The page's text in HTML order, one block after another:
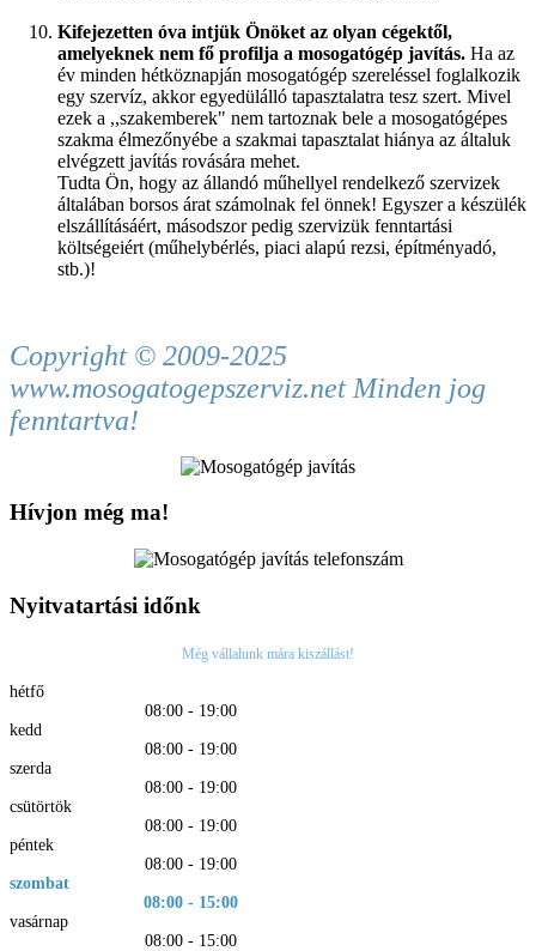
Kifejezetten óva intjük Önöket az olyan cégektől,
amelyeknek nem fő profilja a mosogatógép javítás. Ha az
év minden hétköznapján mosogatógép szereléssel foglalkozik
egy szervíz, akkor egyedülálló tapasztalatra tesz szert. Mivel
ezek a ,,szakemberek" nem tartoznak bele a mosogatógépes
szakma élmezőnyébe a szakmai tapasztalat hiánya az általuk
elvégzett javítás rovására mehet.
Tudta Ön, hogy az állandó műhellyel rendelkező szervizek
általában borsos árat számolnak fel önnek! Egyszer a készülék
elszállításáért, másodszor pedig szervizük fenntartási
költségeiért (műhelybérlés, piaci alapú rezsi, építményadó,
stb.)!
Copyright © 2009-2025
www.mosogatogepszerviz.net Minden jog
fenntartva!
Hívjon még ma!
Nyitvatartási időnk
Még vállalunk mára kiszállást!
hétfő
08:00 - 19:00
kedd
08:00 - 19:00
szerda
08:00 - 19:00
csütörtök
08:00 - 19:00
péntek
08:00 - 19:00
szombat
08:00 - 15:00
vasárnap
08:00 - 15:00